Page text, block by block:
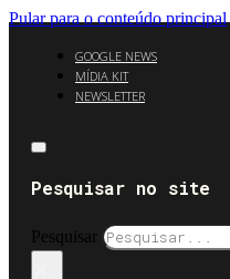
Pular para o conteúdo principal
GOOGLE NEWS
MÍDIA KIT
NEWSLETTER
Pesquisar no site
Pesquisar